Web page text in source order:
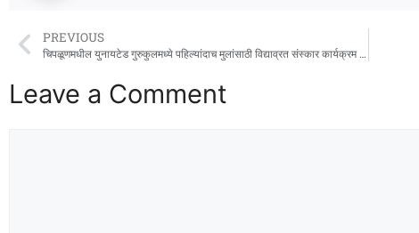
PREVIOUS
चिपळूणमधील युनायटेड गुरुकुलमध्ये पहिल्यांदाच मुलांसाठी विद्याव्रत संस्कार कार्यक्रम संपन्न
Leave a Comment